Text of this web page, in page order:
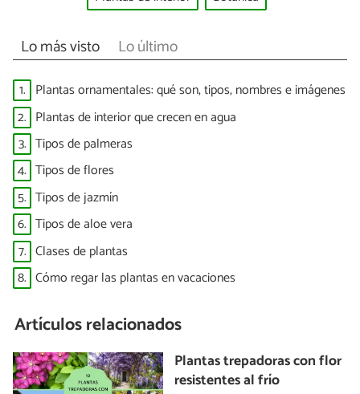
Lo más visto Lo último
1. Plantas ornamentales: qué son, tipos, nombres e imágenes
2. Plantas de interior que crecen en agua
3. Tipos de palmeras
4. Tipos de flores
5. Tipos de jazmín
6. Tipos de aloe vera
7. Clases de plantas
8. Cómo regar las plantas en vacaciones
Artículos relacionados
Plantas trepadoras con flor
resistentes al frío